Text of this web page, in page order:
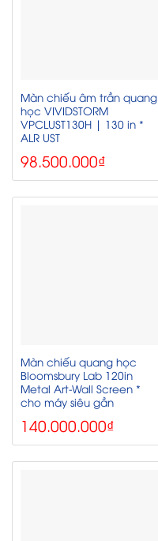
Màn chiếu âm trần quang
học VIVIDSTORM
VPCLUST130H | 130 in *
ALR UST
98.500.000₫
Màn chiếu quang học
Bloomsbury Lab 120in
Metal Art‑Wall Screen *
cho máy siêu gần
140.000.000₫